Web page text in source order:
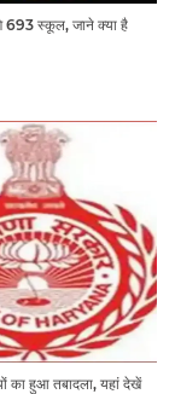
693 स्कूल, जाने क्या है
का हुआ तबादला, यहां देखें